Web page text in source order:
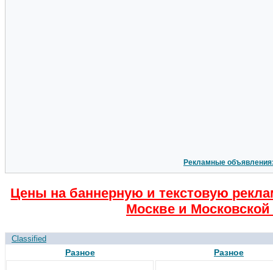
Рекламные
Цены на баннерную и текстовую
Москве и Московской
Classified
Разное Разное